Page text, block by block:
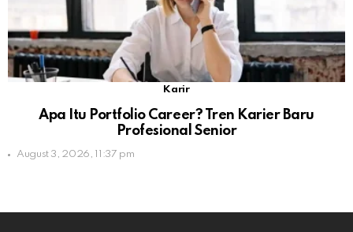
Karir
Apa Itu Portfolio Career? Tren Karier Baru
Profesional Senior
August 3, 2026, 11:37 pm